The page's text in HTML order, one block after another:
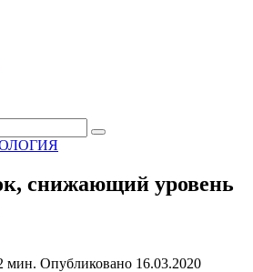
снижающий уровень
мин. Опубликовано 16.03.2020